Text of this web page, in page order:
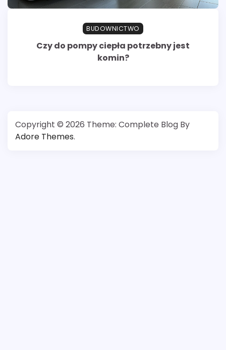
BUDOWNICTWO
Czy do pompy ciepła potrzebny jest
komin?
Copyright © 2026 Theme: Complete Blog By
Adore Themes.